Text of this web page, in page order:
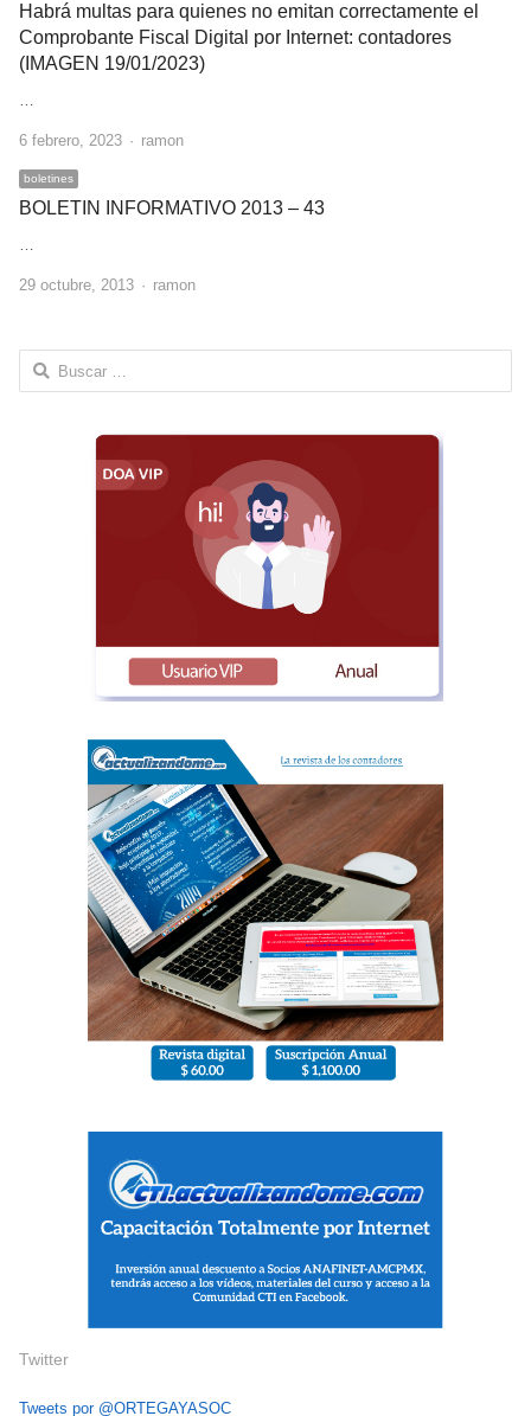
Habrá multas para quienes no emitan correctamente el
Comprobante Fiscal Digital por Internet: contadores
(IMAGEN 19/01/2023)
…
6 febrero, 2023 Author
ramon
boletines
BOLETIN INFORMATIVO 2013 – 43
…
29 octubre, 2013 Author
ramon
Buscar:
Twitter
Tweets por @ORTEGAYASOC